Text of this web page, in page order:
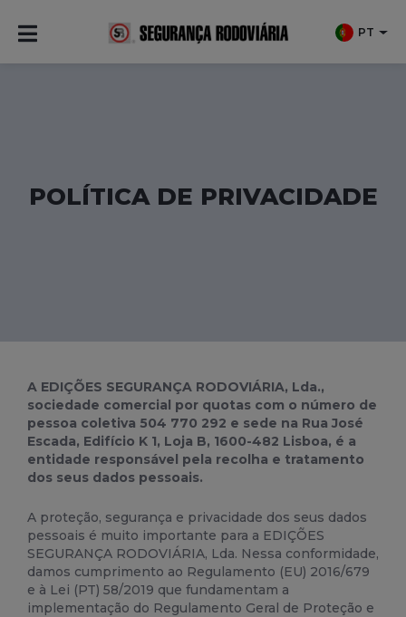
PT
POLÍTICA DE PRIVACIDADE
A EDIÇÕES SEGURANÇA RODOVIÁRIA, Lda.,
sociedade comercial por quotas com o número de
pessoa coletiva 504 770 292 e sede na Rua José
Escada, Edifício K 1, Loja B, 1600-482 Lisboa, é a
entidade responsável pela recolha e tratamento
dos seus dados pessoais.
A proteção, segurança e privacidade dos seus dados
pessoais é muito importante para a EDIÇÕES
SEGURANÇA RODOVIÁRIA, Lda. Nessa conformidade,
damos cumprimento ao Regulamento (EU) 2016/679
e à Lei (PT) 58/2019 que fundamentam a
implementação do Regulamento Geral de Proteção e